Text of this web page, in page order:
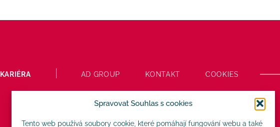
Spravovat Souhlas s cookies
Tento web používá soubory cookie, které pomáhají fungování webu a také
KARIÉRA AD GROUP KONTAKT COOKIES